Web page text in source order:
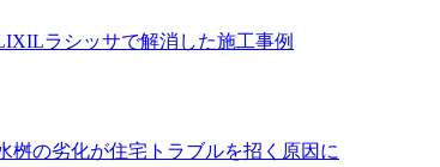
ラシッサで解消した施工事例
桝の劣化が住宅トラブルを招く原因に